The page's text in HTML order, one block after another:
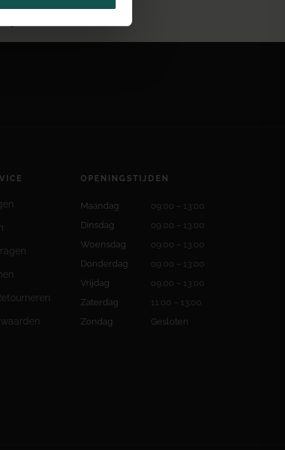
OPENINGSTIJDEN
Maandag
09:00 – 13:00
Dinsdag
09:00 – 13:00
Woensdag
09:00 – 13:00
Donderdag
09:00 – 13:00
Vrijdag
09:00 – 13:00
Zaterdag
11:00 – 13:00
Zondag
Gesloten